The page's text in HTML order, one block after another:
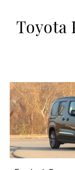
Toyota